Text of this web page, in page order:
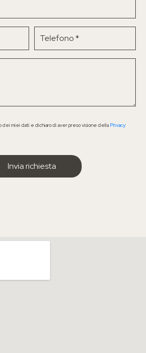
miei dati e dichiaro di aver preso visione della Privacy
percorso